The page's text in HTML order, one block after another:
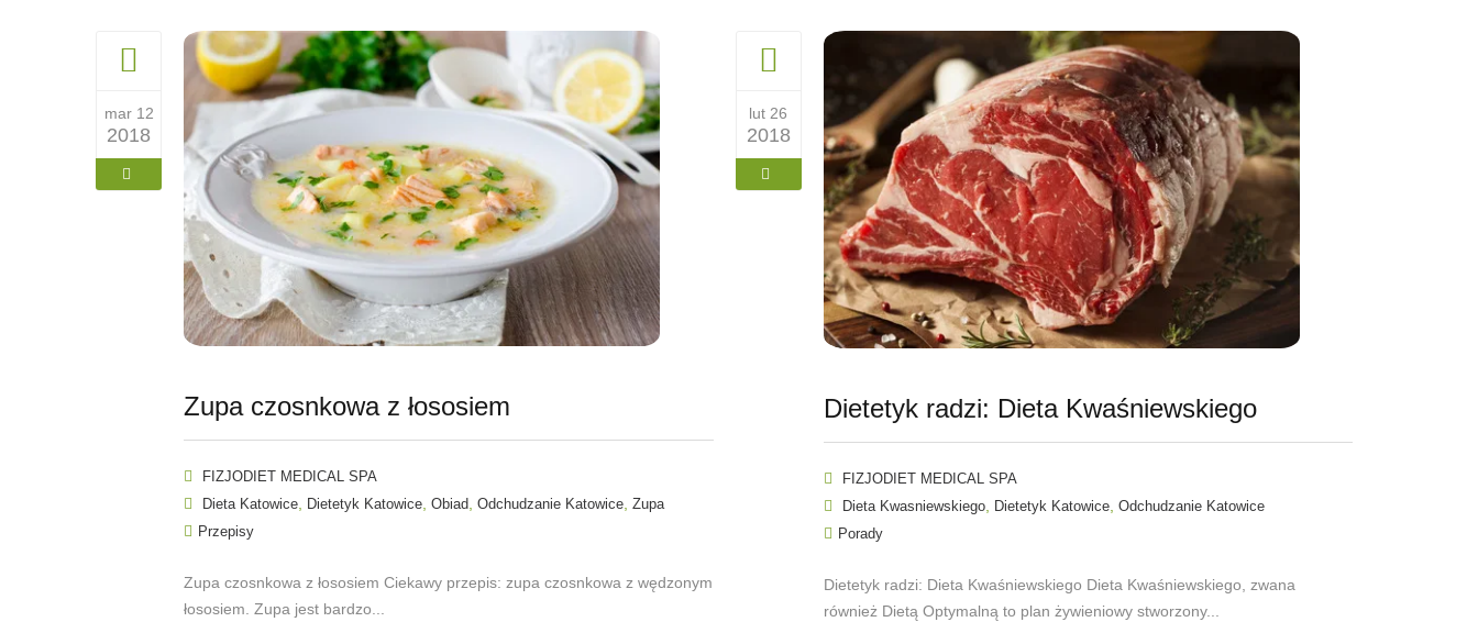
mar 12
2018
Zupa czosnkowa z łososiem
FIZJODIET MEDICAL SPA
Dieta Katowice, Dietetyk Katowice, Obiad, Odchudzanie Katowice, Zupa
Przepisy
Zupa czosnkowa z łososiem Ciekawy przepis: zupa czosnkowa z wędzonym
łososiem. Zupa jest bardzo...
lut 26
2018
Dietetyk radzi: Dieta Kwaśniewskiego
FIZJODIET MEDICAL SPA
Dieta Kwasniewskiego, Dietetyk Katowice, Odchudzanie Katowice
Porady
Dietetyk radzi: Dieta Kwaśniewskiego Dieta Kwaśniewskiego, zwana
również Dietą Optymalną to plan żywieniowy stworzony...